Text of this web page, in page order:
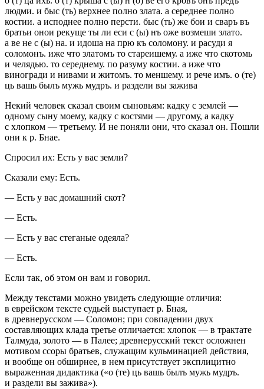
людми. и быс (ть) верхнее полно злата. а середнее полно
костии. а исподнее полно персти. быс (ть) же бои и сваръ въ
братьи онои рекуще ты ли еси с (ы) нъ оже возмеши злато.
а ве не с (ы) на. и идоша на прю къ соломону. и расуди я
соломонъ. иже что златомъ то стареишему. а иже что скотомь
и челядью. то середнему. по разуму костии. а иже что
виногради и нивами и житомъ. то меншему. и рече имъ. о (те)
ць вашь былъ мужь мудръ. и раздели вы зажива
Некий человек сказал своим сыновьям: кадку с землей —
одному сыну моему, кадку с костями — другому, а кадку
с хлопком — третьему. И не поняли они, что сказал он. Пошли
они к р. Бнае.
Спросил их: Есть у вас земли?
Сказали ему: Есть.
— Есть у вас домашний скот?
— Есть.
— Есть у вас стеганые одеяла?
— Есть.
Если так, об этом он вам и говорил.
Между текстами можно увидеть следующие отличия:
в еврейском тексте судьей выступает р. Бная,
в древнерусском — Соломон; при совпадении двух
составляющих клада третье отличается: хлопок — в трактате
Талмуда, золото — в Палее; древнерусский текст осложнен
мотивом ссоры братьев, служащим кульминацией действия,
и вообще он обширнее, в нем присутствует эксплицитно
выраженная дидактика («о (те) ць вашь былъ мужь мудръ.
и раздели вы зажива»).